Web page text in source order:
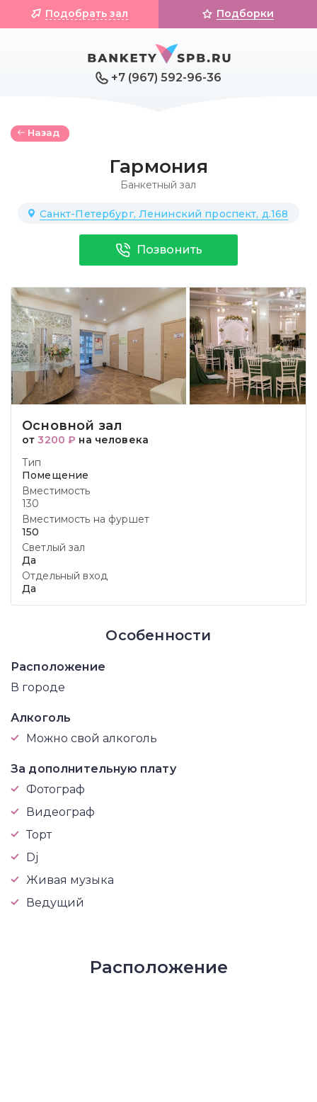
+7 (967) 592-96-36
Подобрать зал Подборки
Назад
Гармония
Банкетный зал
Санкт-Петербург, Ленинский проспект, д.168
Позвонить
Основной зал
от3200 ₽ на человека
Тип
Помещение
Вместимость
130
Вместимость на фуршет
150
Светлый зал
Да
Отдельный вход
Да
Особенности
Расположение
В городе
Алкоголь
Можно свой алкоголь
За дополнительную плату
Фотограф
Видеограф
Торт
Dj
Живая музыка
Ведущий
Расположение